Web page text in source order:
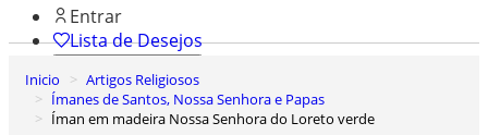
Entrar
Lista de Desejos
0
Carrinho de Compras
Inicio
Artigos Religiosos
Ímanes de Santos, Nossa Senhora e Papas
Íman em madeira Nossa Senhora do Loreto verde